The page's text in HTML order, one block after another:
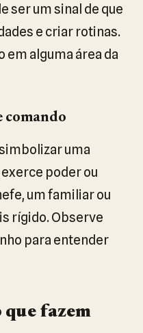
ser um sinal de que
e criar rotinas.
em alguma área da
comando
uma
poder ou
um familiar ou
rígido. Observe
para entender
que fazem